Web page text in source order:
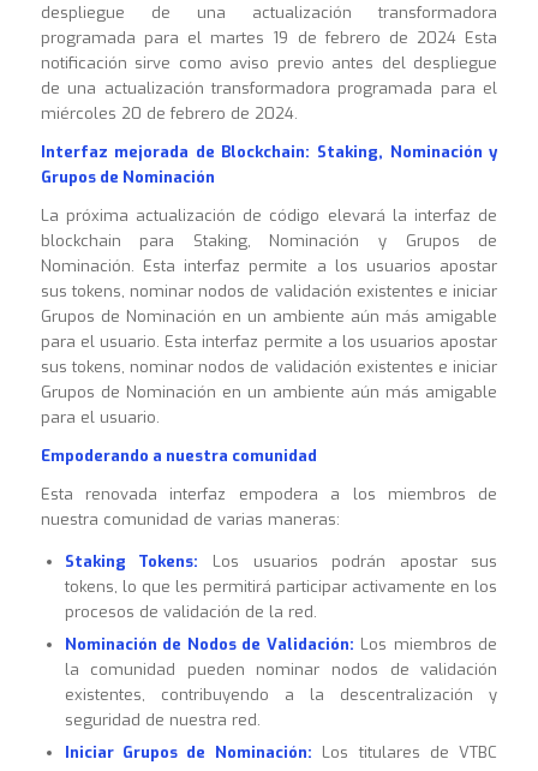
despliegue de una actualización transformadora
programada para el martes 19 de febrero de 2024 Esta
notificación sirve como aviso previo antes del despliegue
de una actualización transformadora programada para el
miércoles 20 de febrero de 2024.
Interfaz mejorada de Blockchain: Staking, Nominación y
Grupos de Nominación
La próxima actualización de código elevará la interfaz de
blockchain para Staking, Nominación y Grupos de
Nominación. Esta interfaz permite a los usuarios apostar
sus tokens, nominar nodos de validación existentes e iniciar
Grupos de Nominación en un ambiente aún más amigable
para el usuario. Esta interfaz permite a los usuarios apostar
sus tokens, nominar nodos de validación existentes e iniciar
Grupos de Nominación en un ambiente aún más amigable
para el usuario.
Empoderando a nuestra comunidad
Esta renovada interfaz empodera a los miembros de
nuestra comunidad de varias maneras:
Staking Tokens: Los usuarios podrán apostar sus
tokens, lo que les permitirá participar activamente en los
procesos de validación de la red.
Nominación de Nodos de Validación: Los miembros de
la comunidad pueden nominar nodos de validación
existentes, contribuyendo a la descentralización y
seguridad de nuestra red.
Iniciar Grupos de Nominación: Los titulares de VTBC